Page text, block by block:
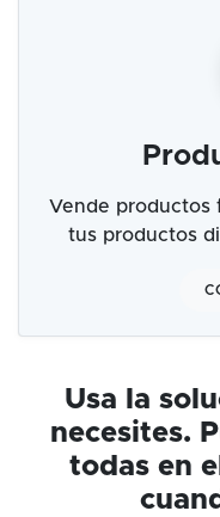
Vende productos
tus productos
Usa la
necesites.
todas en